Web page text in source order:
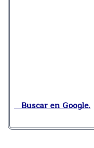
Buscar en Google.